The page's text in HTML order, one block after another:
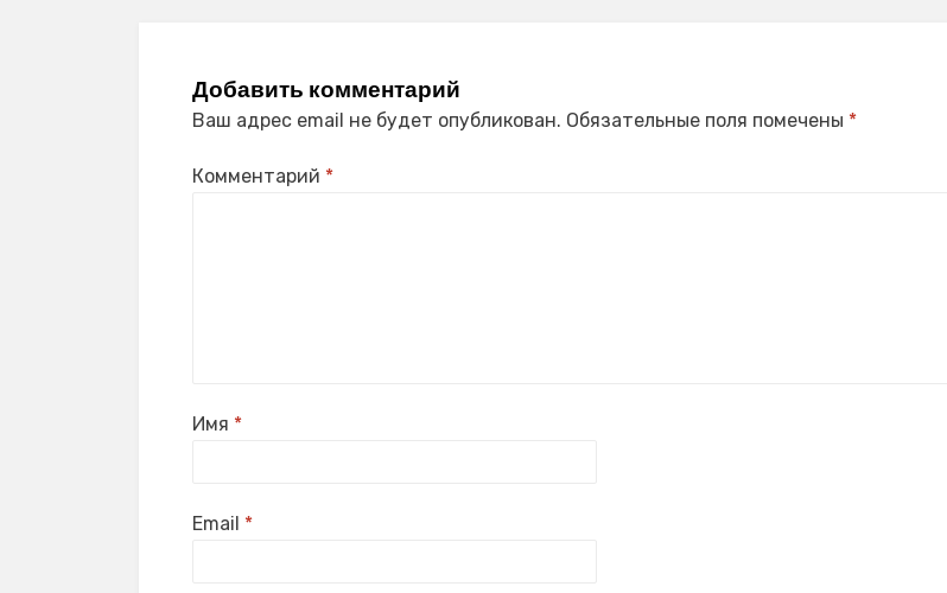
Добавить комментарий
Ваш адрес email не будет опубликован. Обязательные поля помечены *
Комментарий *
Имя *
Email *